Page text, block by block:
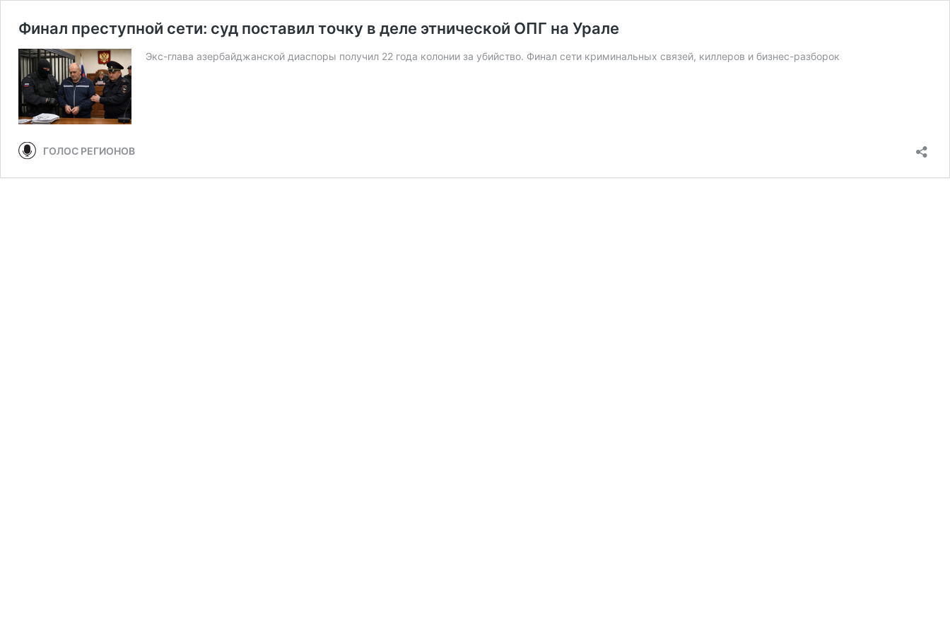
Финал преступной сети: суд поставил точку в деле этнической ОПГ на Урале
Экс-глава азербайджанской диаспоры получил 22 года колонии за убийство. Финал сети криминальных связей, киллеров и бизнес-разборок
ГОЛОС РЕГИОНОВ